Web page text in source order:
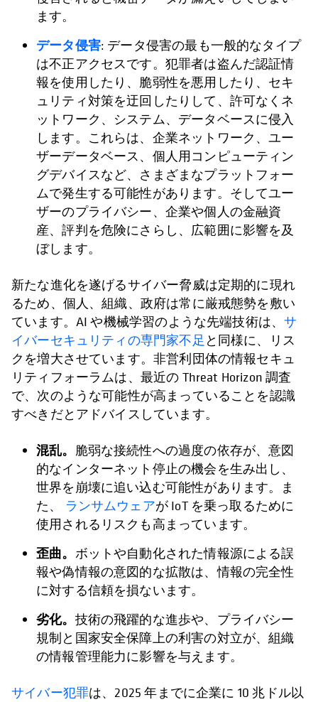
ます。
データ侵害: データ侵害の最も一般的なタイプ
は不正アクセスです。犯罪者は盗んだ認証情
報を使用したり、脆弱性を悪用したり、セキ
ュリティ対策を迂回したりして、許可なくネ
ットワーク、システム、データベースに侵入
します。これらは、企業ネットワーク、ユー
ザーデータベース、個人用コンピューティン
グデバイスなど、さまざまなプラットフォー
ムで発生する可能性があります。そしてユー
ザーのプライバシー、企業や個人の金融資
産、評判を危険にさらし、広範囲に影響を及
ぼします。
新たな進化を遂げるサイバー脅威は定期的に現れ
るため、個人、組織、政府は常に厳戒態勢を敷い
ています。AI や機械学習のような先端技術は、サ
イバーセキュリティの専門家不足 と同様に、リス
クを増大させています。非営利団体の情報セキュ
リティフォーラムは、最近の Threat Horizon 調査
で、次のような可能性が高まっていることを認識
すべきだとアドバイスしています。
混乱。 脆弱な接続性への過度の依存が、意図
的なインターネット停止の機会を生み出し、
世界を崩壊に追い込む可能性があります。ま
た、
ランサムウェアが IoT を乗っ取るために
使用されるリスクも高まっています。
歪曲。 ボットや自動化された情報源による誤
報や偽情報の意図的な拡散は、情報の完全性
に対する信頼を損ないます。
劣化。 技術の飛躍的な進歩や、プライバシー
規制と国家安全保障上の利害の対立が、組織
の情報管理能力に影響を与えます。
サイバー犯罪は、2025 年までに企業に 10 兆ドル以